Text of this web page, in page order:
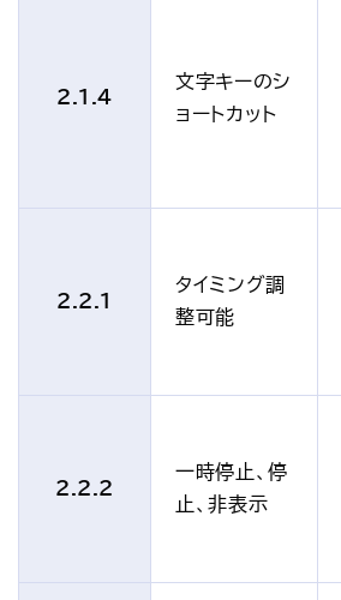
2.1.4
文字キーのシ
ョートカット
2.2.1
タイミング調
整可能
2.2.2
一時停止、停
止、非表示